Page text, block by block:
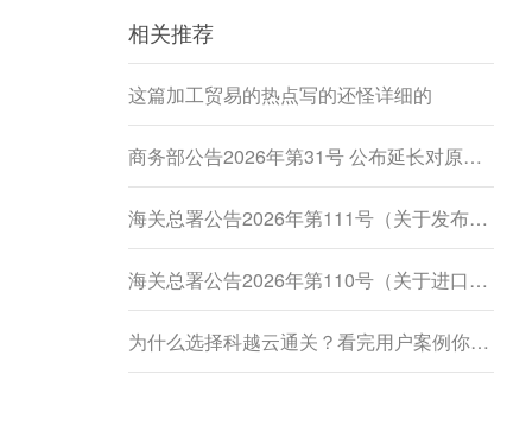
相关推荐
这篇加工贸易的热点写的还怪详细的
商务部公告2026年第31号 公布延长对原产于加拿大的进口豌豆淀粉反倾销调查期限决定
海关总署公告2026年第111号（关于发布《进出境动植物检疫处理监督管理工作规定》《进出境卫生处理监督管理工作规定》的公告）
海关总署公告2026年第110号（关于进口柬埔寨鲜食菠萝蜜植物检疫要求的公告）
为什么选择科越云通关？看完用户案例你就懂了